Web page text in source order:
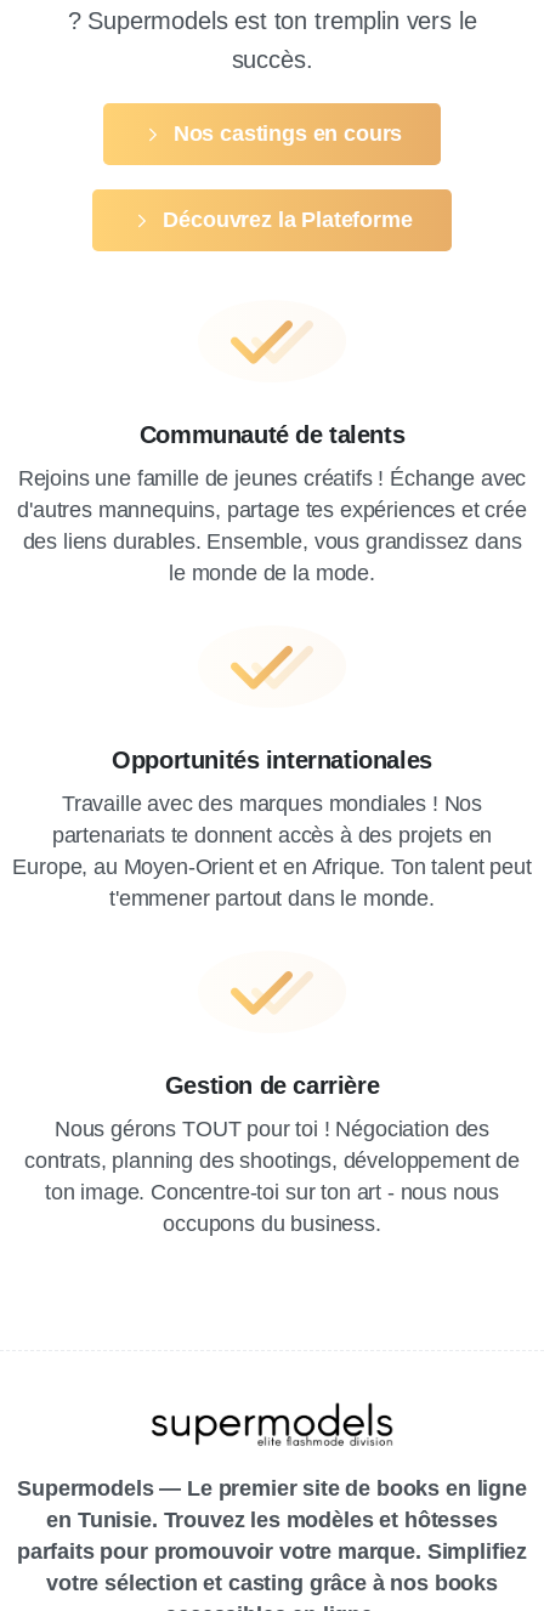
? Supermodels est ton tremplin vers le
succès.
Nos castings en cours
Découvrez la Plateforme
Communauté de talents
Rejoins une famille de jeunes créatifs ! Échange avec
d'autres mannequins, partage tes expériences et crée
des liens durables. Ensemble, vous grandissez dans
le monde de la mode.
Opportunités internationales
Travaille avec des marques mondiales ! Nos
partenariats te donnent accès à des projets en
Europe, au Moyen-Orient et en Afrique. Ton talent peut
t'emmener partout dans le monde.
Gestion de carrière
Nous gérons TOUT pour toi ! Négociation des
contrats, planning des shootings, développement de
ton image. Concentre-toi sur ton art - nous nous
occupons du business.
Supermodels — Le premier site de books en ligne
en Tunisie. Trouvez les modèles et hôtesses
parfaits pour promouvoir votre marque. Simplifiez
votre sélection et casting grâce à nos books